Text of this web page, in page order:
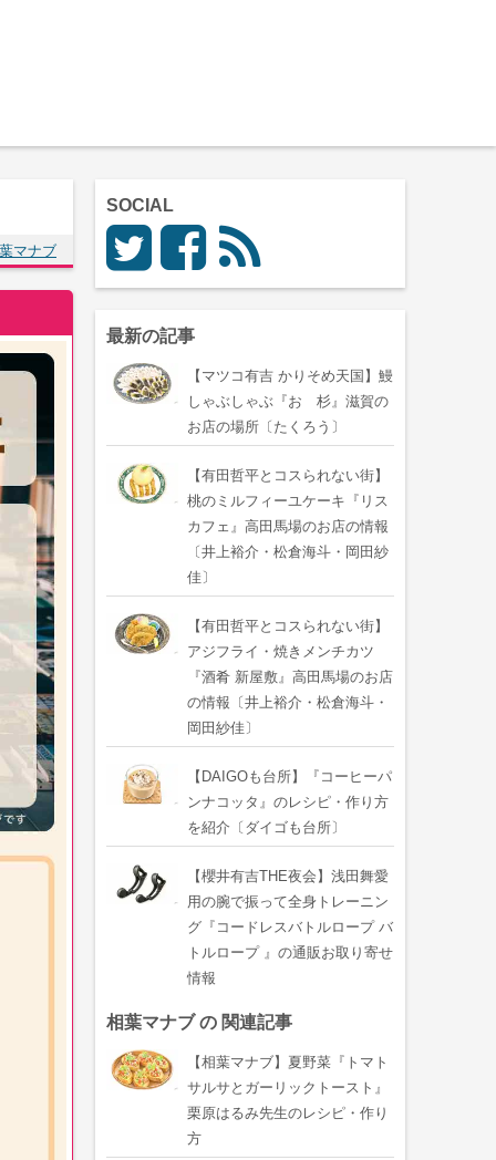
マナブ
SOCIAL
最新の記事
【マツコ有吉 かりそめ天国】鰻
しゃぶしゃぶ『おゝ杉』滋賀の
お店の場所〔たくろう〕
【有田哲平とコスられない街】
桃のミルフィーユケーキ『リス
カフェ』高田馬場のお店の情報
〔井上裕介・松倉海斗・岡田紗
佳〕
【有田哲平とコスられない街】
アジフライ・焼きメンチカツ
『酒肴 新屋敷』高田馬場のお店
の情報〔井上裕介・松倉海斗・
岡田紗佳〕
【DAIGOも台所】『コーヒーパ
ンナコッタ』のレシピ・作り方
を紹介〔ダイゴも台所〕
【櫻井有吉THE夜会】浅田舞愛
用の腕で振って全身トレーニン
グ『コードレスバトルロープ バ
トルロープ 』の通販お取り寄せ
情報
相葉マナブ の 関連記事
【相葉マナブ】夏野菜『トマト
サルサとガーリックトースト』
栗原はるみ先生のレシピ・作り
方